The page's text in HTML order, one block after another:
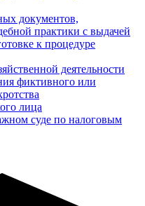
документов,
практики с выдачей
к процедуре
деятельности
фиктивного или
лица
суде по налоговым